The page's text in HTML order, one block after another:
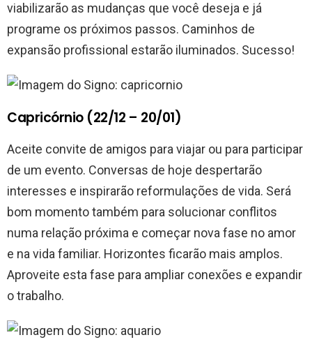
viabilizarão as mudanças que você deseja e já
programe os próximos passos. Caminhos de
expansão profissional estarão iluminados. Sucesso!
Capricórnio (22/12 – 20/01)
Aceite convite de amigos para viajar ou para participar
de um evento. Conversas de hoje despertarão
interesses e inspirarão reformulações de vida. Será
bom momento também para solucionar conflitos
numa relação próxima e começar nova fase no amor
e na vida familiar. Horizontes ficarão mais amplos.
Aproveite esta fase para ampliar conexões e expandir
o trabalho.